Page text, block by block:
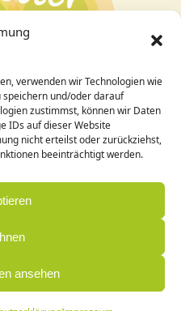
verwenden wir Technologien wie
und/oder darauf
zustimmst, können wir Daten
IDs auf dieser Website
nicht erteilst oder zurückziehst,
beeinträchtigt werden.
ansehen
hier zum
Blasius